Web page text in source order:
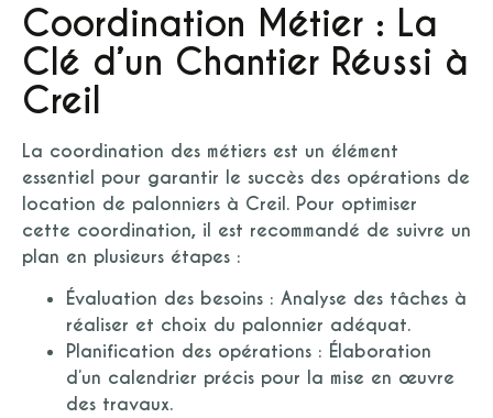
Coordination Métier : La
Clé d’un Chantier Réussi à
Creil
La coordination des métiers est un élément
essentiel pour garantir le succès des opérations de
location de palonniers à Creil. Pour optimiser
cette coordination, il est recommandé de suivre un
plan en plusieurs étapes :
Évaluation des besoins : Analyse des tâches à
réaliser et choix du palonnier adéquat.
Planification des opérations : Élaboration
d’un calendrier précis pour la mise en œuvre
des travaux.